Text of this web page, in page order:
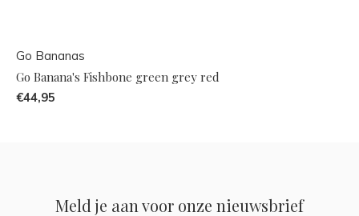
Go Bananas
Go Banana's Fishbone green grey red
€44,95
Meld je aan voor onze nieuwsbrief